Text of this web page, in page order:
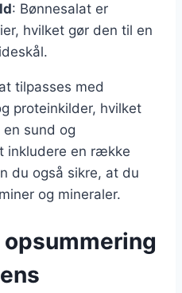
: Bønnesalat er
hvilket gør den til en
tilpasses med
proteinkilder, hvilket
sund og
inkludere en række
du også sikre, at du
og mineraler.